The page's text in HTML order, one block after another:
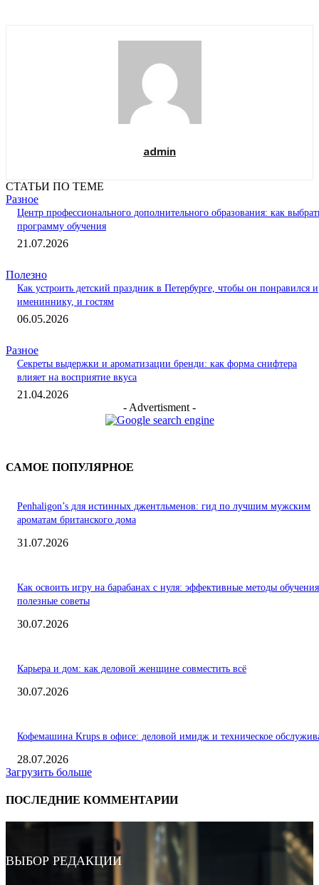
admin
СТАТЬИ ПО ТЕМЕ
Разное
Центр профессионального дополнительного образования: как
программу обучения
21.07.2026
Полезно
Как устроить детский праздник в Петербурге, чтобы он понравился и
имениннику, и гостям
06.05.2026
Разное
Секреты выдержки и ароматизации бренди: как форма снифтера
влияет на восприятие вкуса
21.04.2026
- Advertisment -
САМОЕ ПОПУЛЯРНОЕ
Penhaligon’s для истинных джентльменов: гид по лучшим мужским
ароматам британского дома
31.07.2026
Как освоить игру на барабанах с нуля: эффективные методы
полезные советы
30.07.2026
Карьера и дом: как деловой женщине совместить всё
30.07.2026
Кофемашина Krups в офисе: деловой имидж и техническое
28.07.2026
Загрузить больше
ПОСЛЕДНИЕ КОММЕНТАРИИ
ВЫБОР РЕДАКЦИИ